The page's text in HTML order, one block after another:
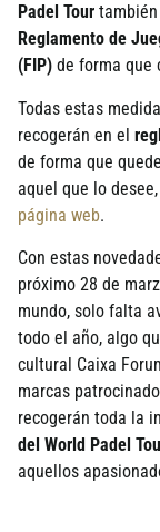
Padel Tour
Reglamento de
(FIP) de forma que
Todas estas
recogerán en el
de forma que
aquel que lo
página web.
Con estas
próximo 28 de
mundo, solo falta
todo el año, algo
cultural Caixa
marcas
recogerán toda la
del World Padel
aquellos